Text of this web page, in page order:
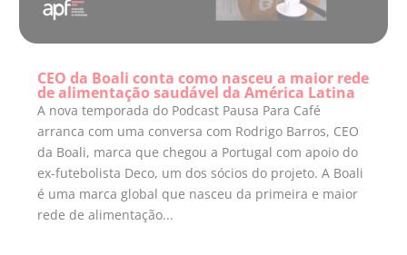
CEO da Boali conta como nasceu a maior rede
de alimentação saudável da América Latina
A nova temporada do Podcast Pausa Para Café
arranca com uma conversa com Rodrigo Barros, CEO
da Boali, marca que chegou a Portugal com apoio do
ex-futebolista Deco, um dos sócios do projeto. A Boali
é uma marca global que nasceu da primeira e maior
rede de alimentação...